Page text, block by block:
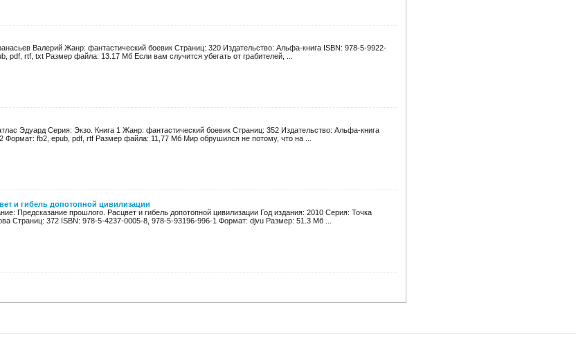
Валерий Жанр: фантастический боевик Страниц: 320 Издательство: Альфа-книга ISBN: 978-5-9922-
pdf, rtf, txt Размер файла: 13.17 Мб Если вам случится убегать от грабителей, ...
Эдуард Серия: Экзо. Книга 1 Жанр: фантастический боевик Страниц: 352 Издательство: Альфа-книга
Формат: fb2, epub, pdf, rtf Размер файла: 11,77 Мб Мир обрушился не потому, что на ...
и гибель допотопной цивилизации
Предсказание прошлого. Расцвет и гибель допотопной цивилизации Год издания: 2010 Серия: Точка
Страниц: 372 ISBN: 978-5-4237-0005-8, 978-5-93196-996-1 Формат: djvu Размер: 51.3 Мб ...